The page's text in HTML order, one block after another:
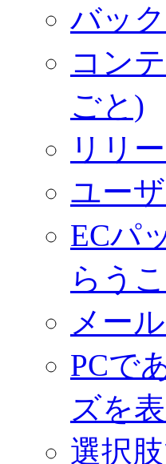
バッ
コン
ごと)
リリ
ユー
ECパ
らう
メー
PCで
ズを
選択